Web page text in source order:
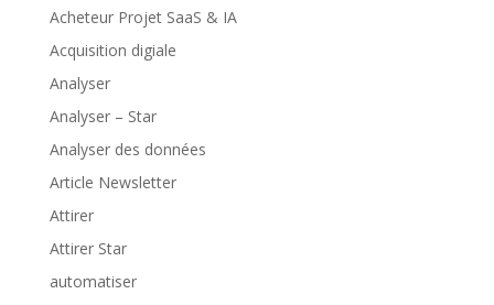
Acheteur Projet SaaS & IA
Acquisition digiale
Analyser
Analyser – Star
Analyser des données
Article Newsletter
Attirer
Attirer Star
automatiser